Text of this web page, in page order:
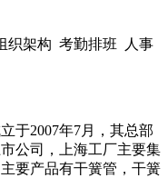
织架构 考勤排班 人事
于2007年7月，其总部
公司，上海工厂主要集
要产品有干簧管，干簧